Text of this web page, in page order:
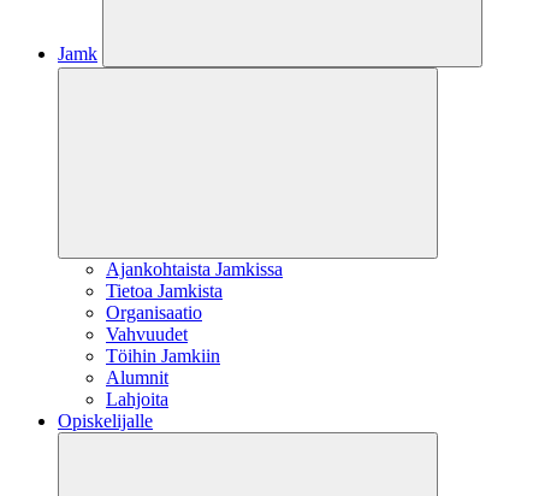
Jamk
Ajankohtaista Jamkissa
Tietoa Jamkista
Organisaatio
Vahvuudet
Töihin Jamkiin
Alumnit
Lahjoita
Opiskelijalle